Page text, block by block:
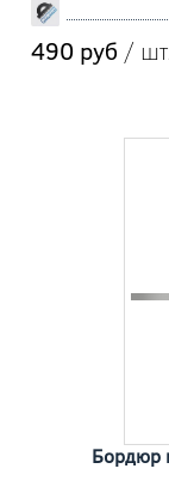
490 руб / шт.
Бордюр